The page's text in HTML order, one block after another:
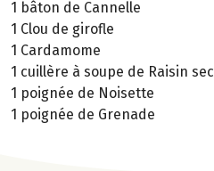
1 bâton de Cannelle
1 Clou de girofle
1 Cardamome
1 cuillère à soupe de Raisin sec
1 poignée de Noisette
1 poignée de Grenade